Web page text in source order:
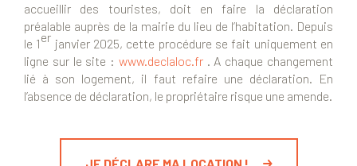
accueillir des touristes, doit en faire la déclaration
préalable auprès de la mairie du lieu de l’habitation. Depuis
le 1er janvier 2025, cette procédure se fait uniquement en
ligne sur le site : www.declaloc.fr. A chaque changement
lié à son logement, il faut refaire une déclaration. En
l’absence de déclaration, le propriétaire risque une amende.